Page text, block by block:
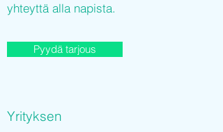
yhteyttä alla napista.
Pyydä tarjous
Yrityksen